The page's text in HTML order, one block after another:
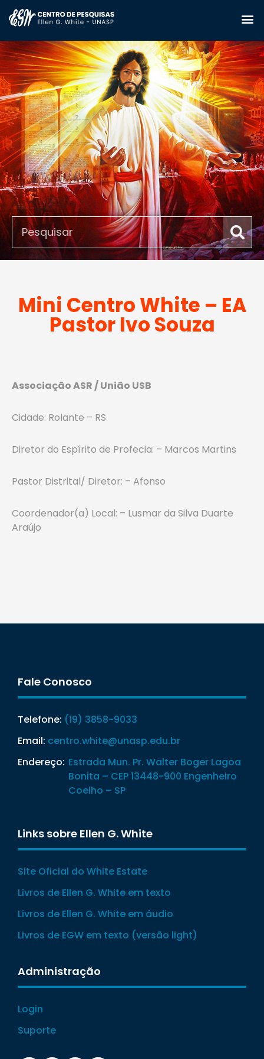
Mini Centro White – EA
Pastor Ivo Souza
Associação ASR / União USB
Cidade: Rolante – RS
Diretor do Espírito de Profecia: – Marcos Martins
Pastor Distrital/ Diretor: – Afonso
Coordenador(a) Local: – Lusmar da Silva Duarte
Araújo
Fale Conosco
Telefone: (19) 3858-9033
Email: centro.white@unasp.edu.br
Endereço: Estrada Mun. Pr. Walter Boger Lagoa
Bonita – CEP 13448-900 Engenheiro
Coelho – SP
Links sobre Ellen G. White
Site Oficial do White Estate
Livros de Ellen G. White em texto
Livros de Ellen G. White em áudio
Livros de EGW em texto (versão light)
Administração
Login
Suporte